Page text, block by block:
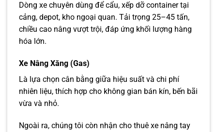
Dòng xe chuyên dùng để cẩu, xếp dỡ container tại
cảng, depot, kho ngoại quan. Tải trọng 25–45 tấn,
chiều cao nâng vượt trội, đáp ứng khối lượng hàng
hóa lớn.
Xe Nâng Xăng (Gas)
Là lựa chọn cân bằng giữa hiệu suất và chi phí
nhiên liệu, thích hợp cho không gian bán kín, bến bãi
vừa và nhỏ.
Ngoài ra, chúng tôi còn nhận cho thuê xe nâng tay